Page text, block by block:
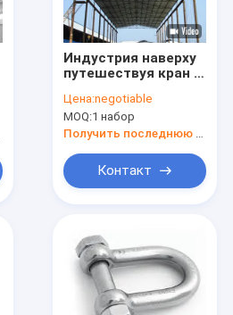
Индустрия наверху
путешествуя кран с
качеством для
клиентов
Цена:negotiable
MOQ:1 набор
Получить последнюю цену
Контакт